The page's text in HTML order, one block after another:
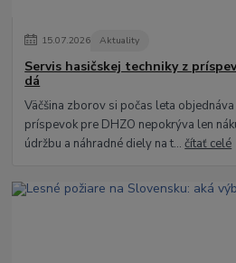
15.07.2026 Aktuality
Servis hasičskej techniky z
dá
Väčšina zborov si počas leta
príspevok pre DHZO nepokrýva len
údržbu a náhradné diely na t...čítať celé